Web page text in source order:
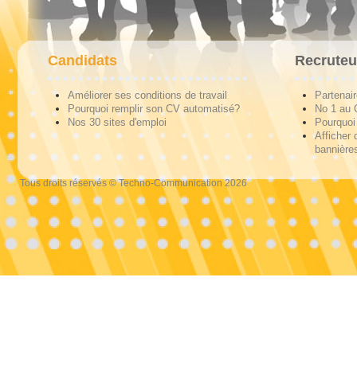
Candidats
Améliorer ses conditions de travail
Pourquoi remplir son CV automatisé?
Nos 30 sites d'emploi
No 1 au
Afficher
Tous droits réservés © Techno-Communication 2026